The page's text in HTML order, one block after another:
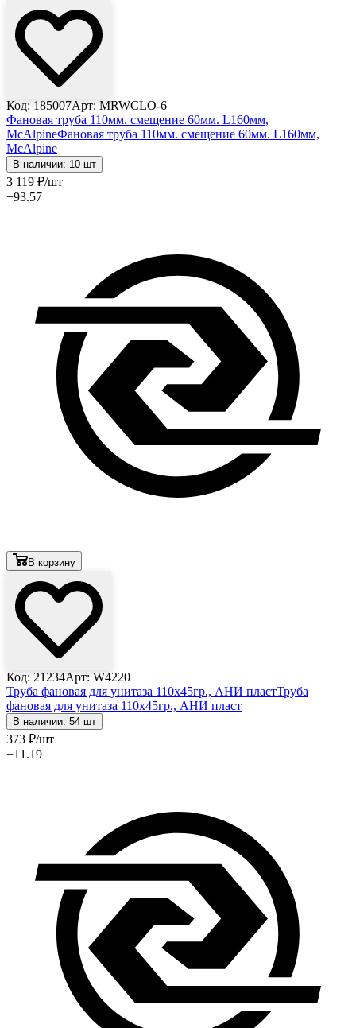
Код: 185007Арт: MRWCLO-6
Фановая труба 110мм. смещение 60мм. L160мм,
McAlpineФановая труба 110мм. смещение 60мм. L160мм,
McAlpine
В наличии: 10 шт
3 119 ₽/шт
+93.57
В корзину
Код: 21234Арт: W4220
Труба фановая для унитаза 110x45гр., АНИ пластТруба
фановая для унитаза 110x45гр., АНИ пласт
В наличии: 54 шт
373 ₽/шт
+11.19